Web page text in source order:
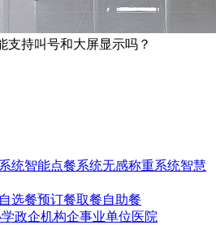
支持叫号和大屏显示吗？
统智能点餐系统无感称重系统智慧
自选餐预订餐取餐自助餐
政企机构企事业单位医院